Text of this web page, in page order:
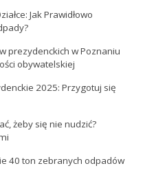
Jak Prawidłowo
prezydenckich w Poznaniu
obywatelskiej
2025: Przygotuj się
żeby się nie nudzić?
40 ton zebranych odpadów